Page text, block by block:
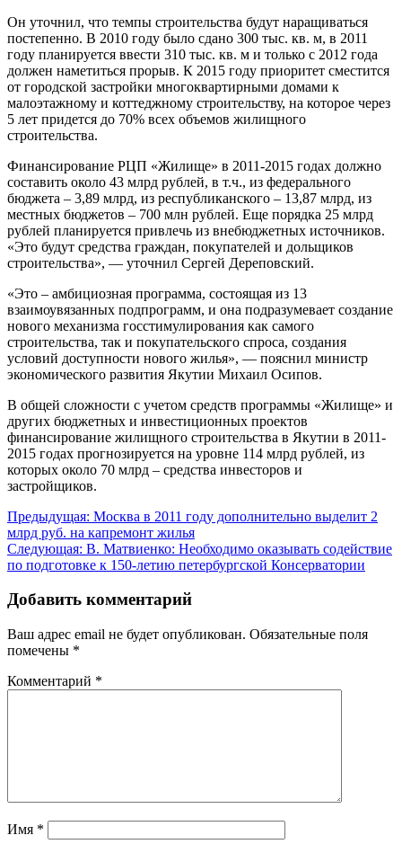
Он уточнил, что темпы строительства будут наращиваться
постепенно. В 2010 году было сдано 300 тыс. кв. м, в 2011
году планируется ввести 310 тыс. кв. м и только с 2012 года
должен наметиться прорыв. К 2015 году приоритет сместится
от городской застройки многоквартирными домами к
малоэтажному и коттеджному строительству, на которое через
5 лет придется до 70% всех объемов жилищного
строительства.
Финансирование РЦП «Жилище» в 2011-2015 годах должно
составить около 43 млрд рублей, в т.ч., из федерального
бюджета – 3,89 млрд, из республиканского – 13,87 млрд, из
местных бюджетов – 700 млн рублей. Еще порядка 25 млрд
рублей планируется привлечь из внебюджетных источников.
«Это будут средства граждан, покупателей и дольщиков
строительства», — уточнил Сергей Дереповский.
«Это – амбициозная программа, состоящая из 13
взаимоувязанных подпрограмм, и она подразумевает создание
нового механизма госстимулирования как самого
строительства, так и покупательского спроса, создания
условий доступности нового жилья», — пояснил министр
экономического развития Якутии Михаил Осипов.
В общей сложности с учетом средств программы «Жилище» и
других бюджетных и инвестиционных проектов
финансирование жилищного строительства в Якутии в 2011-
2015 годах прогнозируется на уровне 114 млрд рублей, из
которых около 70 млрд – средства инвесторов и
застройщиков.
Навигация
по
записям
Предыдущая: Москва в 2011 году дополнительно выделит 2
млрд руб. на капремонт жилья
Следующая: В. Матвиенко: Необходимо оказывать содействие
по подготовке к 150-летию петербургской Консерватории
Добавить комментарий
Ваш адрес email не будет опубликован. Обязательные поля
помечены *
Комментарий *
Имя *